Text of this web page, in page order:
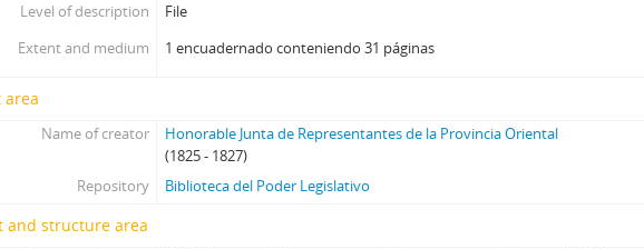
Level of description
File
Extent and medium
1 encuadernado conteniendo 31 páginas
area
Name of creator
Honorable Junta de Representantes de la Provincia Oriental
(1825 - 1827)
Repository
Biblioteca del Poder Legislativo
and structure area